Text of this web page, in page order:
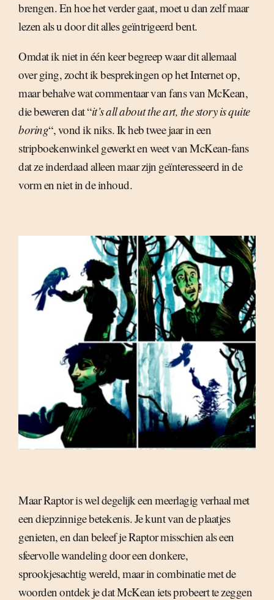
brengen. En hoe het verder gaat, moet u dan zelf maar
lezen als u door dit alles geïntrigeerd bent.
Omdat ik niet in één keer begreep waar dit allemaal
over ging, zocht ik besprekingen op het Internet op,
maar behalve wat commentaar van fans van McKean,
die beweren dat “it’s all about the art, the story is quite
boring“, vond ik niks. Ik heb twee jaar in een
stripboekenwinkel gewerkt en weet van McKean-fans
dat ze inderdaad alleen maar zijn geïnteresseerd in de
vorm en niet in de inhoud.
Maar Raptor is wel degelijk een meerlagig verhaal met
een diepzinnige betekenis. Je kunt van de plaatjes
genieten, en dan beleef je Raptor misschien als een
sfeervolle wandeling door een donkere,
sprookjesachtig wereld, maar in combinatie met de
woorden ontdek je dat McKean iets probeert te zeggen